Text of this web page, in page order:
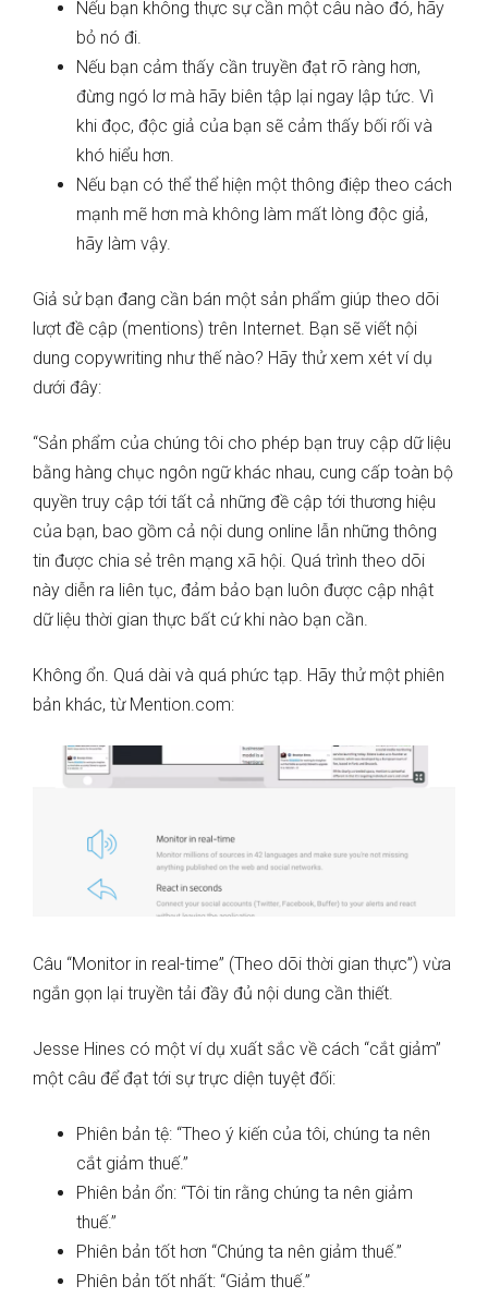
Nếu bạn không thực sự cần một câu nào đó, hãy
bỏ nó đi.
Nếu bạn cảm thấy cần truyền đạt rõ ràng hơn,
đừng ngó lơ mà hãy biên tập lại ngay lập tức. Vì
khi đọc, độc giả của bạn sẽ cảm thấy bối rối và
khó hiểu hơn.
Nếu bạn có thể thể hiện một thông điệp theo cách
mạnh mẽ hơn mà không làm mất lòng độc giả,
hãy làm vậy.
Giả sử bạn đang cần bán một sản phẩm giúp theo dõi
lượt đề cập (mentions) trên Internet. Bạn sẽ viết nội
dung copywriting như thế nào? Hãy thử xem xét ví dụ
dưới đây:
“Sản phẩm của chúng tôi cho phép bạn truy cập dữ liệu
bằng hàng chục ngôn ngữ khác nhau, cung cấp toàn bộ
quyền truy cập tới tất cả những đề cập tới thương hiệu
của bạn, bao gồm cả nội dung online lẫn những thông
tin được chia sẻ trên mạng xã hội. Quá trình theo dõi
này diễn ra liên tục, đảm bảo bạn luôn được cập nhật
dữ liệu thời gian thực bất cứ khi nào bạn cần.
Không ổn. Quá dài và quá phức tạp. Hãy thử một phiên
bản khác, từ Mention.com:
Câu “Monitor in real-time” (Theo dõi thời gian thực”) vừa
ngắn gọn lại truyền tải đầy đủ nội dung cần thiết.
Jesse Hines có một ví dụ xuất sắc về cách “cắt giảm”
một câu để đạt tới sự trực diện tuyệt đối:
Phiên bản tệ: “Theo ý kiến của tôi, chúng ta nên
cắt giảm thuế.”
Phiên bản ổn: “Tôi tin rằng chúng ta nên giảm
thuế.”
Phiên bản tốt hơn “Chúng ta nên giảm thuế.”
Phiên bản tốt nhất: “Giảm thuế.”